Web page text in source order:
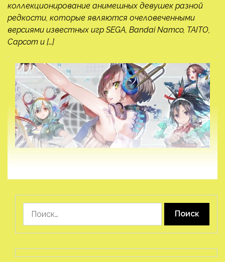
коллекционирование анимешных девушек разной
редкости, которые являются очеловеченными
версиями известных игр SEGA, Bandai Namco, TAITO,
Capcom и […]